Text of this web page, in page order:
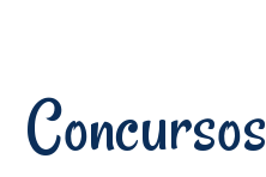
Concursos